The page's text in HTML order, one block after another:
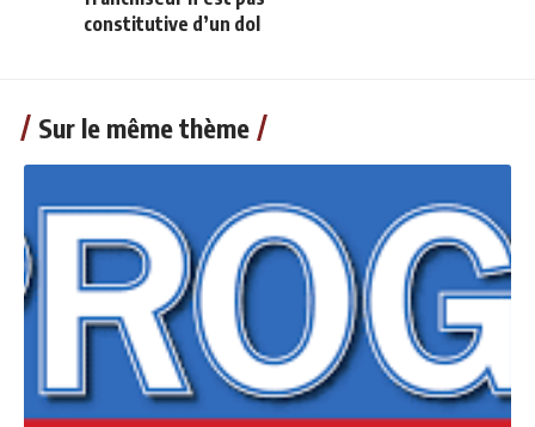
constitutive d’un dol
Sur le même thème